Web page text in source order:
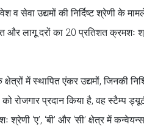
व सेवा उद्यमों की निर्दिष्ट श्रेणी के
और लागू दरों का 20 प्रतिशत क्रमशः
क्षेत्रों में स्थापित एंकर उद्यमों, जिनकी
को रोजगार प्रदान किया है, वह
‘ए’, ‘बी’ और ‘सी’ क्षेत्र में